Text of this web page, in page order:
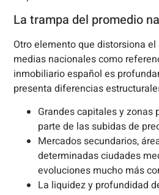
La trampa del promedio
Otro elemento que distorsiona
medias nacionales como
inmobiliario español es
presenta diferencias
Grandes capitales y zonas
parte de las subidas de
Mercados secundarios,
determinadas ciudades
evoluciones mucho más
La liquidez y profundidad